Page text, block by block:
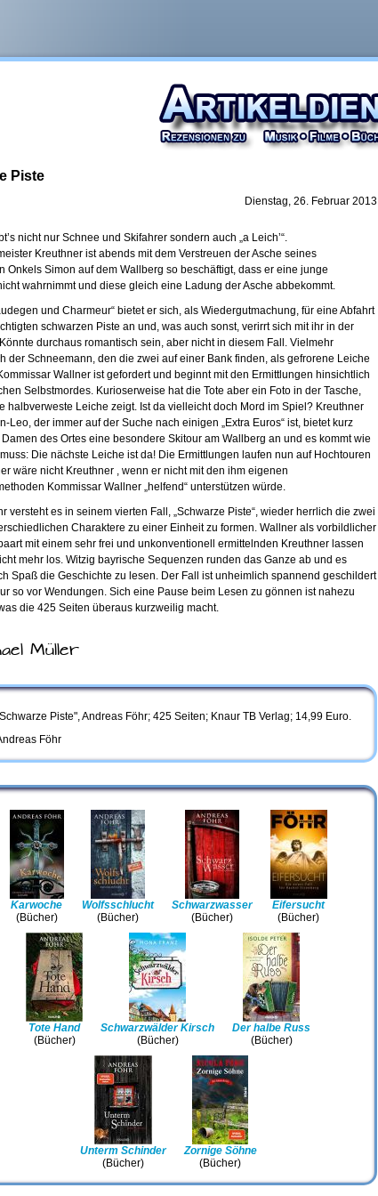
Piste
Dienstag, 26. Februar 2013
nicht nur Schnee und Skifahrer sondern auch „a Leich’“.
Kreuthner ist abends mit dem Verstreuen der Asche seines
Onkels Simon auf dem Wallberg so beschäftigt, dass er eine junge
wahrnimmt und diese gleich eine Ladung der Asche abbekommt.
und Charmeur“ bietet er sich, als Wiedergutmachung, für eine Abfahrt
schwarzen Piste an und, was auch sonst, verirrt sich mit ihr in der
durchaus romantisch sein, aber nicht in diesem Fall. Vielmehr
der Schneemann, den die zwei auf einer Bank finden, als gefrorene Leiche
Wallner ist gefordert und beginnt mit den Ermittlungen hinsichtlich
Selbstmordes. Kurioserweise hat die Tote aber ein Foto in der Tasche,
halbverweste Leiche zeigt. Ist da vielleicht doch Mord im Spiel? Kreuthner
Leo, der immer auf der Suche nach einigen „Extra Euros“ ist, bietet kurz
des Ortes eine besondere Skitour am Wallberg an und es kommt wie
Die nächste Leiche ist da! Die Ermittlungen laufen nun auf Hochtouren
wäre nicht Kreuthner , wenn er nicht mit den ihm eigenen
Kommissar Wallner „helfend“ unterstützen würde.
versteht es in seinem vierten Fall, „Schwarze Piste“, wieder herrlich die zwei
Charaktere zu einer Einheit zu formen. Wallner als vorbildlicher
mit einem sehr frei und unkonventionell ermittelnden Kreuthner lassen
mehr los. Witzig bayrische Sequenzen runden das Ganze ab und es
Spaß die Geschichte zu lesen. Der Fall ist unheimlich spannend geschildert
so vor Wendungen. Sich eine Pause beim Lesen zu gönnen ist nahezu
die 425 Seiten überaus kurzweilig macht.
Müller
Piste", Andreas Föhr; 425 Seiten; Knaur TB Verlag; 14,99 Euro.
Föhr
Karwoche
(Bücher)
Wolfsschlucht
(Bücher)
Schwarzwasser
(Bücher)
Eifersucht
(Bücher)
Tote Hand
(Bücher)
Schwarzwälder Kirsch
(Bücher)
Der halbe Russ
(Bücher)
Unterm Schinder
(Bücher)
Zornige Söhne
(Bücher)